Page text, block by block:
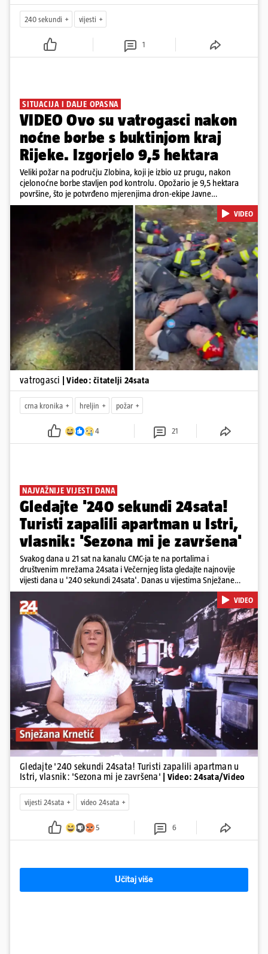
240 sekundi vijesti
1
SITUACIJA I DALJE OPASNA
VIDEO Ovo su vatrogasci nakon
noćne borbe s buktinjom kraj
Rijeke. Izgorjelo 9,5 hektara
Veliki požar na području Zlobina, koji je izbio uz prugu, nakon
cjelonoćne borbe stavljen pod kontrolu. Opožario je 9,5 hektara
površine, što je potvrđeno mjerenjima dron-ekipe Javne
vatrogasne postrojbe grada Rijeke. Vatru je gasilo 55 ljudi sa 17
vozila te više DVD-ova i JVP Rijeka. Situacija je i dalje ozbiljna zbog
jakog vjetra koji povećava opasnost od razbuktavanja. Zato ostaju i
Pokretanje videa...
VIDEO
vatrogasci | Video: čitatelji 24sata
crna kronika hreljin požar
4 21
NAJVAŽNIJE VIJESTI DANA
Gledajte '240 sekundi 24sata!
Turisti zapalili apartman u Istri,
vlasnik: 'Sezona mi je završena'
Svakog dana u 21 sat na kanalu CMC-ja te na portalima i
društvenim mrežama 24sata i Večernjeg lista gledajte najnovije
vijesti dana u '240 sekundi 24sata'. Danas u vijestima Snježane
Krnetić: Turisti uništili apartman u Istri, 125 milijuna eura mogla bi
stajati sanacija otpada u Gospiću, u Osijeku pretukli nogometnog
suca, od utorka nove cijene goriva, rastu mirovine za 200 tisuća
branitelja...
Pokretanje videa...
VIDEO
Gledajte '240 sekundi 24sata! Turisti zapalili apartman u
Istri, vlasnik: 'Sezona mi je završena'
| Video: 24sata/Video
vijesti 24sata video 24sata
5 6
Učitaj više